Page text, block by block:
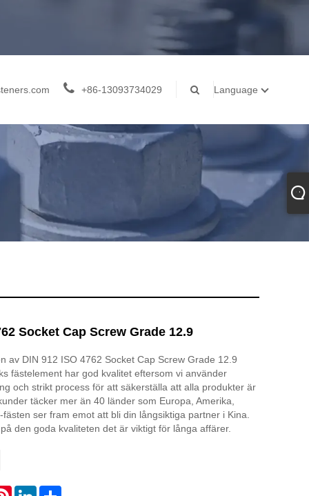
+86-13093734029 Language
Socket Cap Screw Grade 12.9
av DIN 912 ISO 4762 Socket Cap Screw Grade 12.9
fästelement har god kvalitet eftersom vi använder
och strikt process för att säkerställa att alla produkter är
täcker mer än 40 länder som Europa, Amerika,
ser fram emot att bli din långsiktiga partner i Kina.
den goda kvaliteten det är viktigt för långa affärer.
PinterestLinkedInShare